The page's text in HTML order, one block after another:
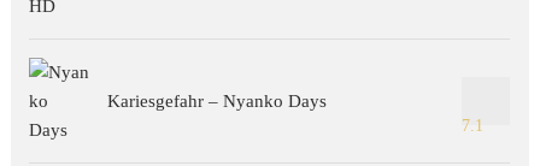
Kariesgefahr – Nyanko Days
7.1